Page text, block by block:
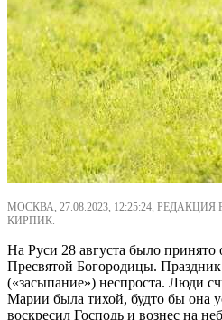
МОСКВА, 27.08.2023, 12:25:24,
КИРПИК.
На Руси 28 августа было принято
Пресвятой Богородицы.
(«засыпание») неспроста. Люди
Марии была тихой, будто бы она
воскресил Господь и вознес на